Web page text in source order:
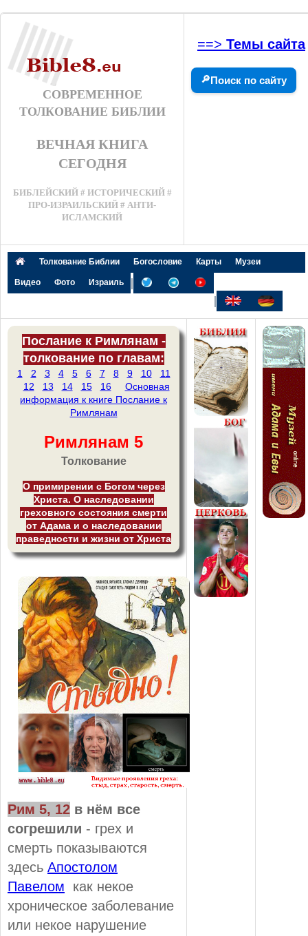
СОВРЕМЕННОЕ
ТОЛКОВАНИЕ БИБЛИИ
ВЕЧНАЯ КНИГА
СЕГОДНЯ
БИБЛЕЙСКИЙ # ИСТОРИЧЕСКИЙ #
ПРО-ИЗРАИЛЬСКИЙ # АНТИ-
ИСЛАМСКИЙ
==> Темы сайта
🔎Поиск по сайту
Толкование Библии Богословие Карты Музеи
Видео Фото Израиль
|
|
Послание к Римлянам -
толкование по главам:
1 2 3 4 5 6 7 8 9 10
11
12
13 14 15 16
Основная
информация к книге Послание к
Римлянам
Римлянам 5
Толкование
О примирении с Богом через
Христа. О наследовании
греховного состояния смерти
от Адама и о наследовании
праведности и жизни от Христа
Рим 5, 12 в нём все
согрешили - грех и
смерть показываются
здесь Апостолом
Павелом как некое
хроническое заболевание
или некое нарушение